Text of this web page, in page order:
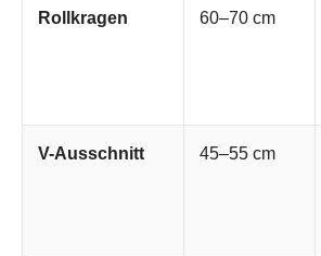
Rollkragen 60–70 cm
V-Ausschnitt 45–55 cm